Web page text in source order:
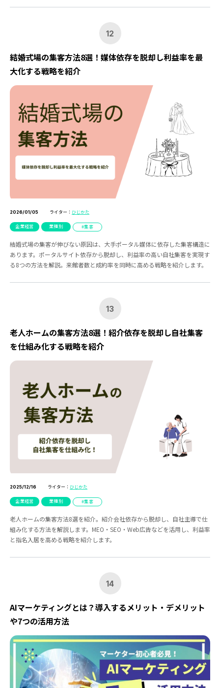
12
結婚式場の集客方法8選！媒体依存を脱却し利益率を最
大化する戦略を紹介
2026/01/05 ライター： ひじかた
企業経営 業種別 集客
結婚式場の集客が伸びない原因は、大手ポータル媒体に依存した集客構造に
あります。ポータルサイト依存から脱却し、利益率の高い自社集客を実現す
る8つの方法を解説。来館者数と成約率を同時に高める戦略を紹介します。
13
老人ホームの集客方法8選！紹介依存を脱却し自社集客
を仕組み化する戦略を紹介
2025/12/16 ライター： ひじかた
企業経営 業種別 集客
老人ホームの集客方法8選を紹介。紹介会社依存から脱却し、自社主導で仕
組み化する方法を解説します。MEO・SEO・Web広告などを活用し、利益率
と指名入居を高める戦略を紹介します。
14
AIマーケティングとは？導入するメリット・デメリット
や7つの活用方法